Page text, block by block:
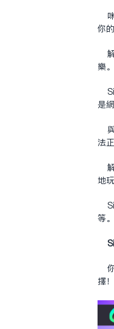
你
乐。
是
法
地
等
择